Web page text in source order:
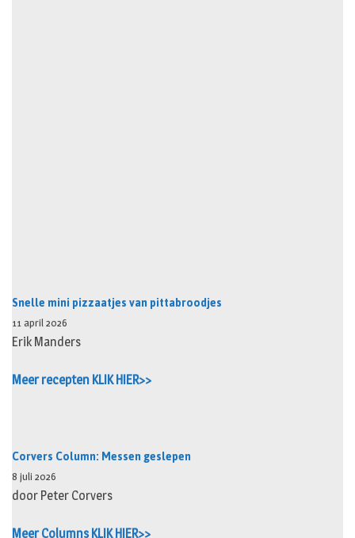
Snelle mini pizzaatjes van pittabroodjes
11 april 2026
Erik Manders
Meer recepten KLIK HIER>>
Corvers Column: Messen geslepen
8 juli 2026
door Peter Corvers
Meer Columns KLIK HIER>>